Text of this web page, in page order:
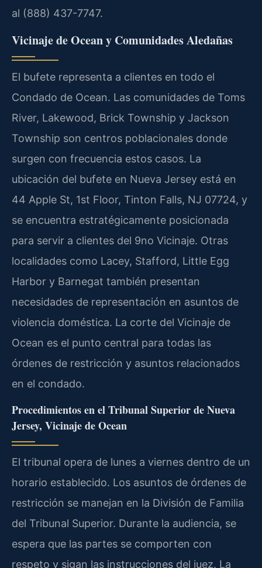
al (888) 437-7747.
Vicinaje de Ocean y Comunidades Aledañas
El bufete representa a clientes en todo el
Condado de Ocean. Las comunidades de Toms
River, Lakewood, Brick Township y Jackson
Township son centros poblacionales donde
surgen con frecuencia estos casos. La
ubicación del bufete en Nueva Jersey está en
44 Apple St, 1st Floor, Tinton Falls, NJ 07724, y
se encuentra estratégicamente posicionada
para servir a clientes del 9no Vicinaje. Otras
localidades como Lacey, Stafford, Little Egg
Harbor y Barnegat también presentan
necesidades de representación en asuntos de
violencia doméstica. La corte del Vicinaje de
Ocean es el punto central para todas las
órdenes de restricción y asuntos relacionados
en el condado.
Procedimientos en el Tribunal Superior de Nueva
Jersey, Vicinaje de Ocean
El tribunal opera de lunes a viernes dentro de un
horario establecido. Los asuntos de órdenes de
restricción se manejan en la División de Familia
del Tribunal Superior. Durante la audiencia, se
espera que las partes se comporten con
respeto y sigan las instrucciones del juez. La